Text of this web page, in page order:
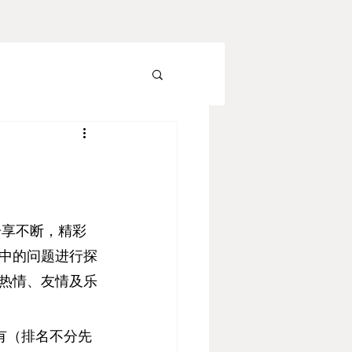
不断，精彩
的问题进行探
情、友情及乐
排名不分先